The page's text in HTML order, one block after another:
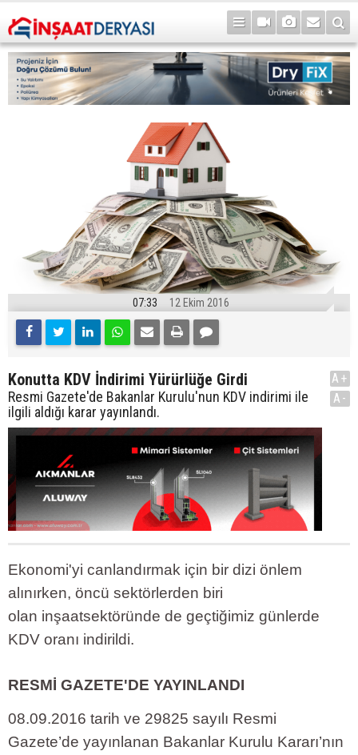
07:33 12 Ekim 2016
Konutta KDV İndirimi Yürürlüğe Girdi
Resmi Gazete'de Bakanlar Kurulu'nun KDV indirimi ile
ilgili aldığı karar yayınlandı.
A+
A-
Ekonomi'yi canlandırmak için bir dizi önlem
alınırken, öncü sektörlerden biri
olan inşaatsektöründe de geçtiğimiz günlerde
KDV oranı indirildi.
RESMİ GAZETE'DE YAYINLANDI
08.09.2016 tarih ve 29825 sayılı Resmi
Gazete’de yayınlanan Bakanlar Kurulu Kararı’nın